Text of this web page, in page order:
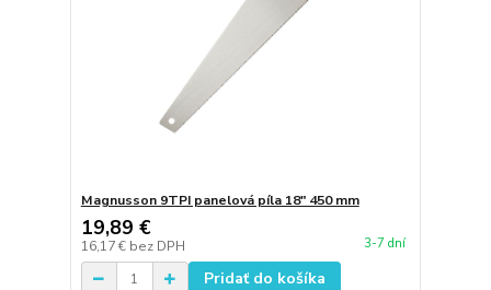
Magnusson 9TPI panelová píla 18" 450 mm
19,89 €
16,17 € bez DPH 3-7 dní
Pridať do košíka